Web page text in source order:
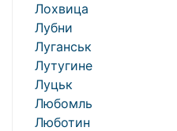
Лохвица
Лубни
Луганськ
Лутугине
Луцьк
Любомль
Люботин